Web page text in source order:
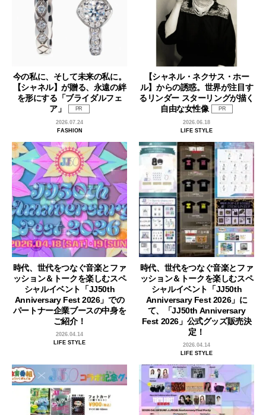
今の私に、そして未来の私に。
【シャネル】が贈る、永遠の絆
を形にする「ブライダルフェ
ア」
PR
2026.07.24
FASHION
【シャネル・ネクサス・ホー
ル】からの誘惑。世界が注目す
るリンダー スターリングが描く
自由な女性像
PR
2026.06.18
LIFE STYLE
時代、世代をつなぐ音楽とファ
ッション＆トークを楽しむスペ
シャルイベント「JJ50th
Anniversary Fest 2026」での
パートナー企業ブースの中身を
ご紹介！
2026.04.14
LIFE STYLE
時代、世代をつなぐ音楽とファ
ッション＆トークを楽しむスペ
シャルイベント「JJ50th
Anniversary Fest 2026」に
て、「JJ50th Anniversary
Fest 2026」公式グッズ販売決
定！
2026.04.14
LIFE STYLE